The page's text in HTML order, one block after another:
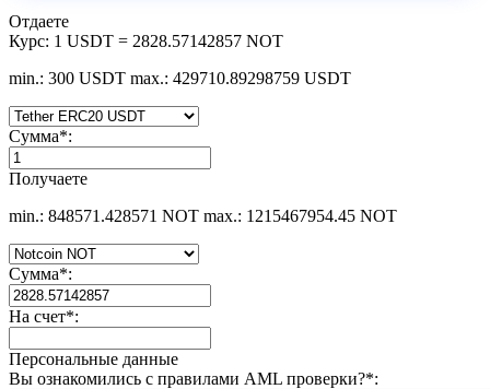
Отдаете
Курс: 1 USDT = 2828.57142857 NOT
min.: 300 USDT max.: 429710.89298759 USDT
Сумма*:
Получаете
min.: 848571.428571 NOT max.: 1215467954.45 NOT
Сумма*:
На счет*:
Персональные данные
Вы ознакомились с правилами AML проверки?*: